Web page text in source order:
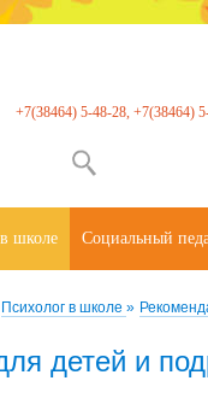
Психолог в школе »
детей и
+7(38464) 5-48-28, +7(38464)
школе Социальный